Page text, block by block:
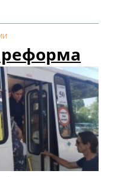
реформа